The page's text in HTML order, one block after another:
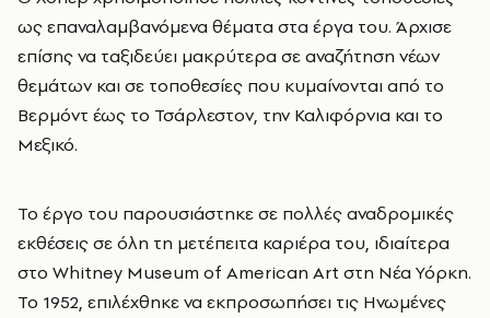
ως επαναλαμβανόμενα θέματα στα έργα του. Άρχισε
επίσης να ταξιδεύει μακρύτερα σε αναζήτηση νέων
θεμάτων και σε τοποθεσίες που κυμαίνονται από το
Βερμόντ έως το Τσάρλεστον, την Καλιφόρνια και το
Μεξικό.
Το έργο του παρουσιάστηκε σε πολλές αναδρομικές
εκθέσεις σε όλη τη μετέπειτα καριέρα του, ιδιαίτερα
στο Whitney Museum of American Art στη Νέα Υόρκη.
Το 1952, επιλέχθηκε να εκπροσωπήσει τις Ηνωμένες